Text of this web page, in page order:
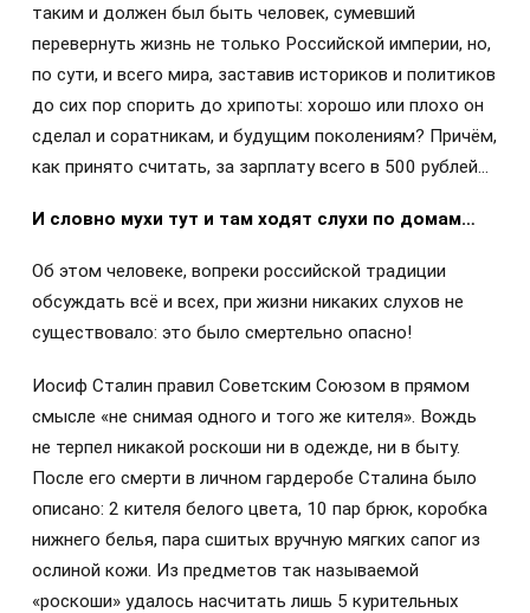
таким и должен был быть человек, сумевший
перевернуть жизнь не только Российской империи, но,
по сути, и всего мира, заставив историков и политиков
до сих пор спорить до хрипоты: хорошо или плохо он
сделал и соратникам, и будущим поколениям? Причём,
как принято считать, за зарплату всего в 500 рублей…
И словно мухи тут и там ходят слухи по домам…
Об этом человеке, вопреки российской традиции
обсуждать всё и всех, при жизни никаких слухов не
существовало: это было смертельно опасно!
Иосиф Сталин правил Советским Союзом в прямом
смысле «не снимая одного и того же кителя». Вождь
не терпел никакой роскоши ни в одежде, ни в быту.
После его смерти в личном гардеробе Сталина было
описано: 2 кителя белого цвета, 10 пар брюк, коробка
нижнего белья, пара сшитых вручную мягких сапог из
ослиной кожи. Из предметов так называемой
«роскоши» удалось насчитать лишь 5 курительных